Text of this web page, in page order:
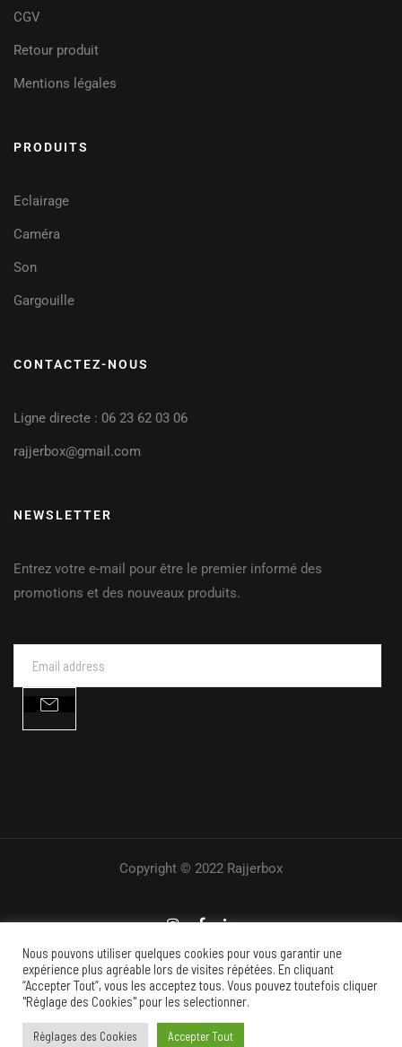
CGV
Retour produit
Mentions légales
PRODUITS
Eclairage
Caméra
Son
Gargouille
CONTACTEZ-NOUS
Ligne directe : 06 23 62 03 06
rajjerbox@gmail.com
NEWSLETTER
Entrez votre e-mail pour être le premier informé des
promotions et des nouveaux produits.
Copyright © 2022 Rajjerbox
Nous pouvons utiliser quelques cookies pour vous garantir une
expérience plus agréable lors de visites répétées. En cliquant
“Accepter Tout”, vous les acceptez tous. Vous pouvez toutefois cliquer
"Réglage des Cookies" pour les selectionner.
Réglages des Cookies Accepter Tout
English